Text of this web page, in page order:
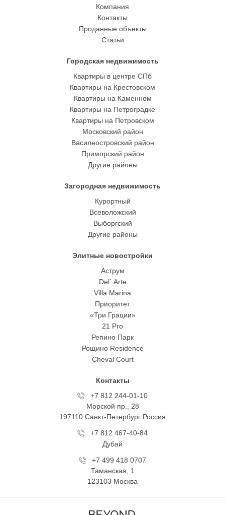
Компания
Контакты
Проданные объекты
Статьи
Городская недвижимость
Квартиры в центре СПб
Квартиры на Крестовском
Квартиры на Каменном
Квартиры на Петроградке
Квартиры на Петровском
Московский район
Василеостровский район
Приморский район
Другие районы
Загородная недвижимость
Курортный
Всеволожский
Выборгский
Другие районы
Элитные новостройки
Аструм
Del` Arte
Villa Marina
Приоритет
«Три Грации»
21 Pro
Репино Парк
Рощино Residence
Cheval Court
Контакты
+7 812 244-01-10
Морской пр., 28
197110 Санкт-Петербург Росcия
+7 812 467-40-84
Дубай
+7 499 418 0707
Таманская, 1
123103 Москва